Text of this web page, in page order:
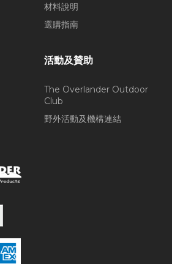
材料說明
選購指南
活動及贊助
The Overlander Outdoor
Club
野外活動及機構連結